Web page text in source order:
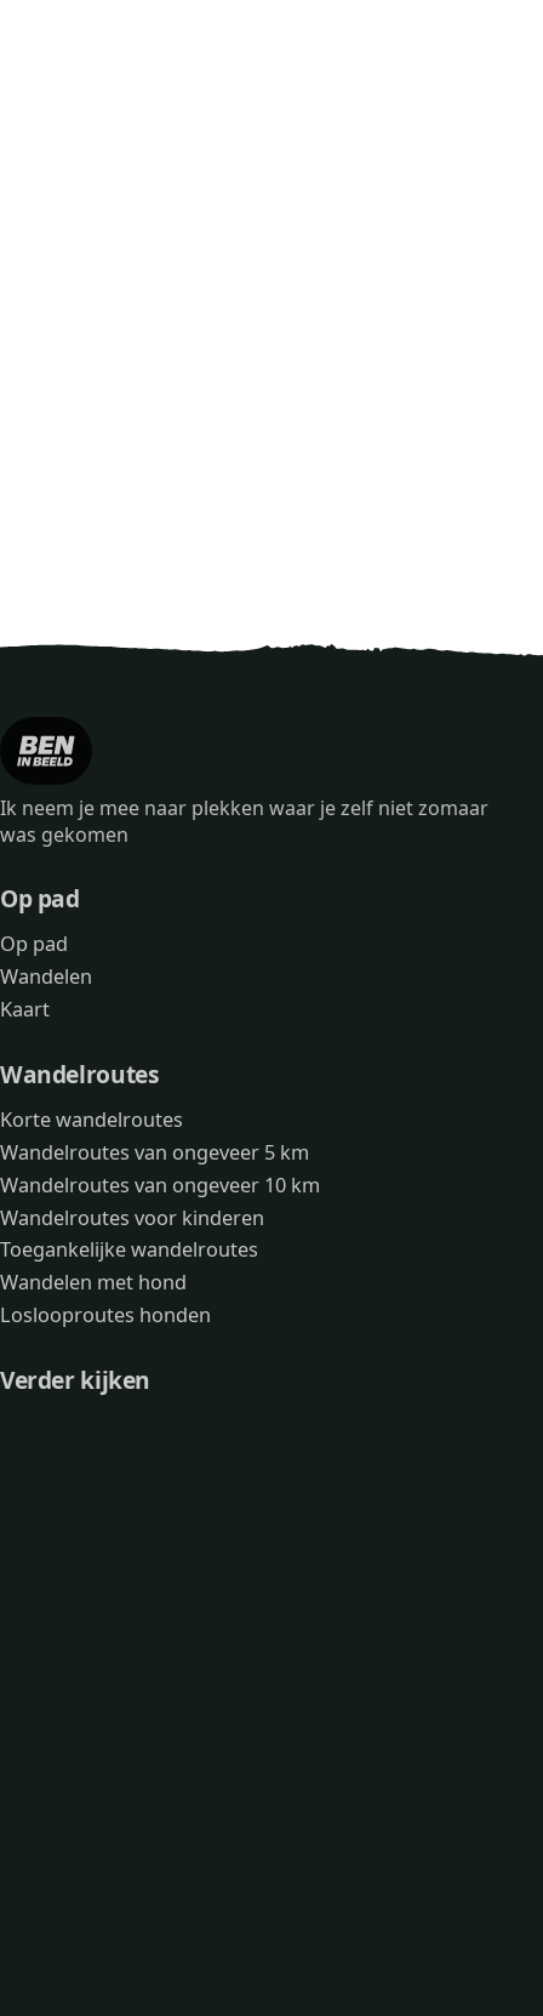
Ik neem je mee naar plekken waar je zelf niet zomaar
was gekomen
Op pad
Op pad
Wandelen
Kaart
Wandelroutes
Korte wandelroutes
Wandelroutes van ongeveer 5 km
Wandelroutes van ongeveer 10 km
Wandelroutes voor kinderen
Toegankelijke wandelroutes
Wandelen met hond
Loslooproutes honden
Verder kijken